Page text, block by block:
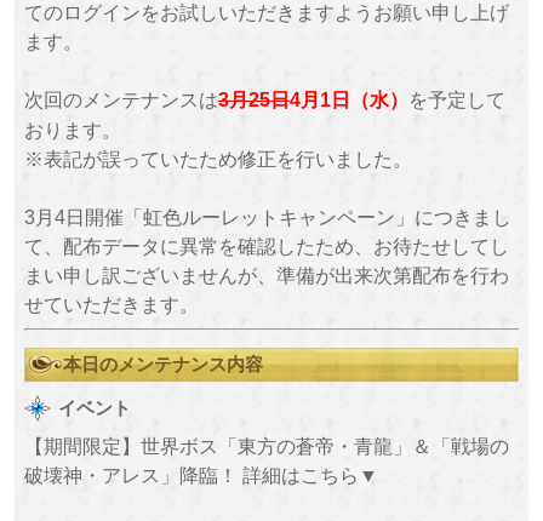
てのログインをお試しいただきますようお願い申し上げ
ます。
次回のメンテナンスは3月25日4月1日（水）
を予定して
おります。
※表記が誤っていたため修正を行いました。
3月4日開催「虹色ルーレットキャンペーン」につきまし
て、配布データに異常を確認したため、お待たせしてし
まい申し訳ございませんが、準備が出来次第配布を行わ
せていただきます。
本日のメンテナンス内容
イベント
【期間限定】世界ボス「東方の蒼帝・青龍」＆「戦場の
破壊神・アレス」降臨！ 詳細はこちら▼